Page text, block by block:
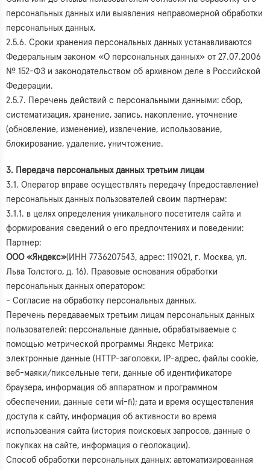
персональных данных или выявления неправомерной обработки
персональных данных.
2.5.6. Сроки хранения персональных данных устанавливаются
Федеральным законом «О персональных данных» от 27.07.2006
№ 152-ФЗ и законодательством об архивном деле в Российской
Федерации.
2.5.7. Перечень действий с персональными данными: сбор,
систематизация, хранение, запись, накопление, уточнение
(обновление, изменение), извлечение, использование,
блокирование, удаление, уничтожение.
3. Передача персональных данных третьим лицам
3.1. Оператор вправе осуществлять передачу (предоставление)
персональных данных пользователей своим партнерам:
3.1.1. в целях определения уникального посетителя сайта и
формирования сведений о его предпочтениях и поведении:
Партнер:
ООО «Яндекс»(ИНН 7736207543, адрес: 119021, г. Москва, ул.
Льва Толстого, д. 16). Правовые основания обработки
персональных данных оператором:
- Согласие на обработку персональных данных.
Перечень передаваемых третьим лицам персональных данных
пользователей: персональные данные, обрабатываемые с
помощью метрической программы Яндекс Метрика:
электронные данные (HTTP-заголовки, IP-адрес, файлы cookie,
веб-маяки/пиксельные теги, данные об идентификаторе
браузера, информация об аппаратном и программном
обеспечении, данные сети wi-fi); дата и время осуществления
доступа к сайту, информация об активности во время
использования сайта (история поисковых запросов, данные о
покупках на сайте, информация о геолокации).
Способ обработки персональных данных: автоматизированная